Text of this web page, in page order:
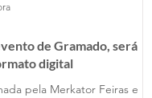
de Gramado, será
digital
pela Merkator Feiras e